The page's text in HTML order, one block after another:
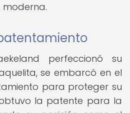
perfeccionó su
se embarcó en el
para proteger su
obtuvo la patente para la